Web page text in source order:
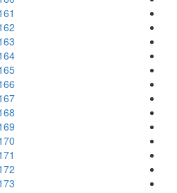
161
162
163
164
165
166
167
168
169
170
171
172
173